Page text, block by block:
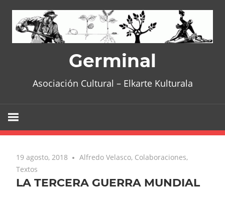
content
Germinal
Asociación Cultural – Elkarte Kulturala
19 agosto, 2018 Alfredo Velasco, Colaboraciones,
Textos
LA TERCERA GUERRA MUNDIAL